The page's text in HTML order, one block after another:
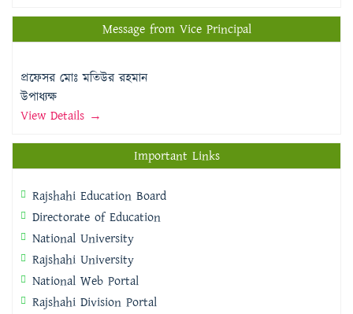
Message from Vice Principal
প্রফেসর মোঃ মতিউর রহমান
উপাধ্যক্ষ
View Details →
Important Links
Rajshahi Education Board
Directorate of Education
National University
Rajshahi University
National Web Portal
Rajshahi Division Portal